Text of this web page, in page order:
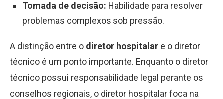
Tomada de decisão: Habilidade para resolver
problemas complexos sob pressão.
A distinção entre o diretor hospitalar e o diretor
técnico é um ponto importante. Enquanto o diretor
técnico possui responsabilidade legal perante os
conselhos regionais, o diretor hospitalar foca na